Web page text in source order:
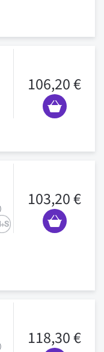
106,20 €
103,20 €
118,30 €